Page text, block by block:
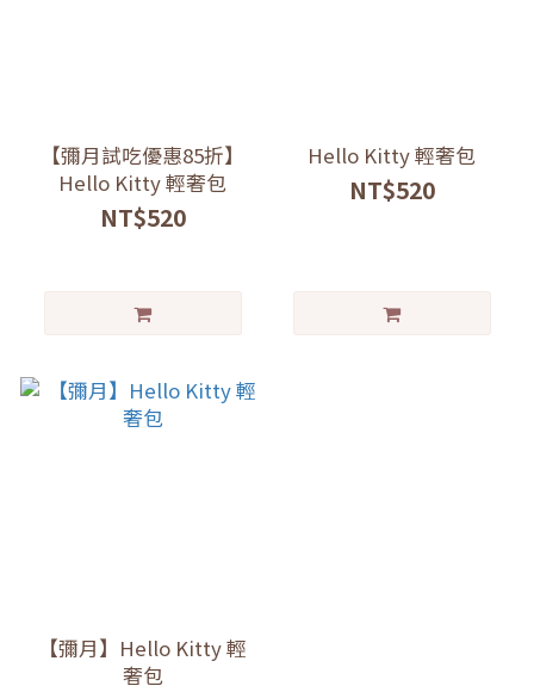
【彌月試吃優惠85折】
Hello Kitty 輕奢包
NT$520
Hello Kitty 輕奢包
NT$520
【彌月】Hello Kitty 輕
奢包